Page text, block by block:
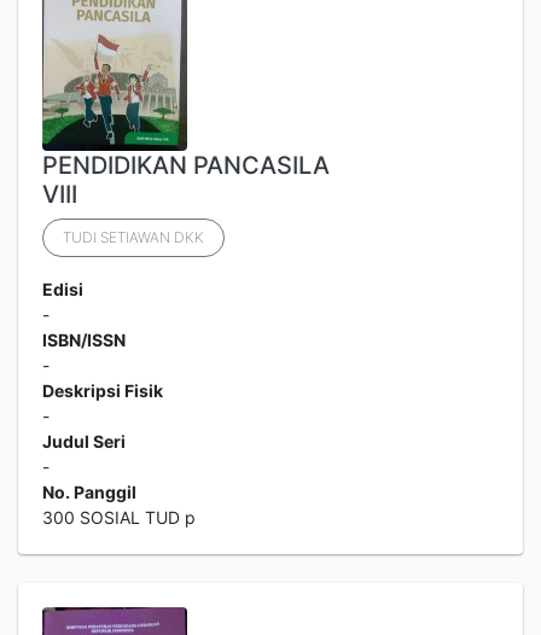
PENDIDIKAN PANCASILA
VIII
TUDI SETIAWAN DKK
Edisi
-
ISBN/ISSN
-
Deskripsi Fisik
-
Judul Seri
-
No. Panggil
300 SOSIAL TUD p